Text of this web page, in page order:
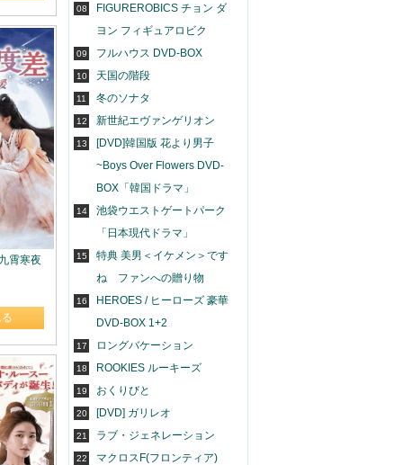
霄寒夜
08
FIGUREROBICS チョン ダ
ヨン フィギュアロビク
09 フルハウス DVD-BOX
10 天国の階段
11 冬のソナタ
12 新世紀エヴァンゲリオン
13
[DVD]韓国版 花より男子
~Boys Over Flowers DVD-
BOX「韓国ドラマ」
14
池袋ウエストゲートパーク
「日本現代ドラマ」
15
特典 美男＜イケメン＞です
ね ファンへの贈り物
16
HEROES / ヒーローズ 豪華
DVD-BOX 1+2
17 ロングバケーション
18 ROOKIES ルーキーズ
19 おくりびと
20 [DVD] ガリレオ
21 ラブ・ジェネレーション
22 マクロスF(フロンティア)